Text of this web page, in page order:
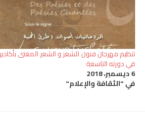
تنظيم مهرجان فنون للشعر و الشعر المغنى بأكادير
في دورته التاسعة
6 ديسمبر، 2018
في "الثقافة والإعلام"